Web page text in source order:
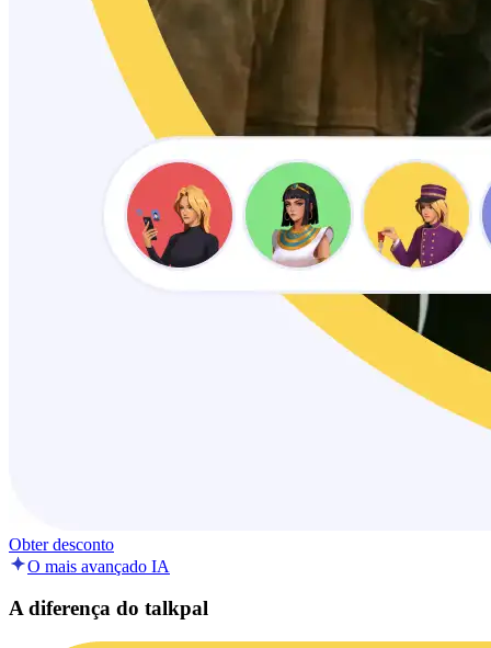
Obter desconto
O mais avançado IA
A diferença do talkpal